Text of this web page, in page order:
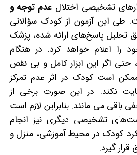
تشخیصی اختلال عدم توجه و
طی این آزمون از کودک سؤالاتی
تحلیل پاسخ‌های ارائه شده، پزشک
را اعلام خواهد کرد. در هنگام
حتی اگر این ابزار کامل و بی ­نقص
است کودک در اثر عدم تمرکز
نکند. در این صورت برخی از
باقی می مانند. بنابراین لازم است
تشخیصی دیگری نیز انجام
کودک در محیط آموزشی، منزل و
گیرد.